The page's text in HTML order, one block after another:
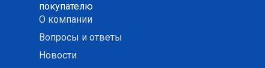
покупателю
О компании
Вопросы и ответы
Новости